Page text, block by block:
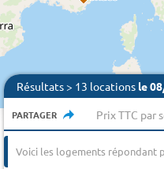
Résultats > 13 locations le
PARTAGER Prix TTC par
Voici les logements répondant